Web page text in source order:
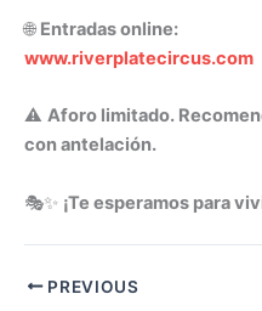
🌐 Entradas online:
www.riverplatecircus.com
⚠️ Aforo limitado.
con antelación.
🎭✨ ¡Te esperamos para
PREVIOUS